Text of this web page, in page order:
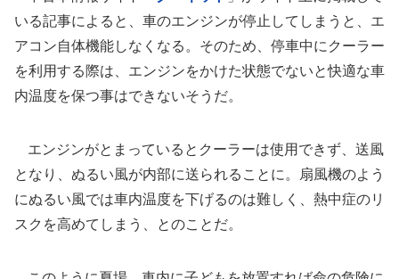
いる記事によると、車のエンジンが停止してしまうと、エ
アコン自体機能しなくなる。そのため、停車中にクーラー
を利用する際は、エンジンをかけた状態でないと快適な車
内温度を保つ事はできないそうだ。
エンジンがとまっているとクーラーは使用できず、送風
となり、ぬるい風が内部に送られることに。扇風機のよう
にぬるい風では車内温度を下げるのは難しく、熱中症のリ
スクを高めてしまう、とのことだ。